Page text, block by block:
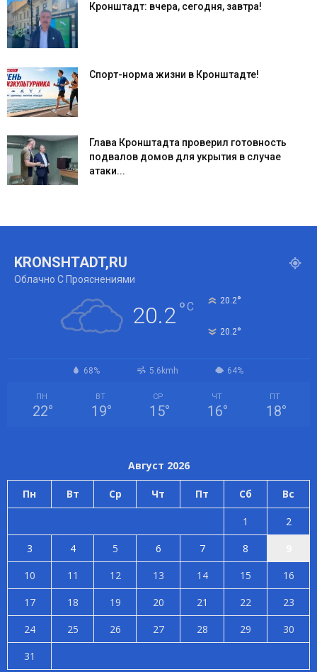
Кронштадт: вчера, сегодня, завтра!
Спорт-норма жизни в Кронштадте!
Глава Кронштадта проверил готовность
подвалов домов для укрытия в случае
атаки...
KRONSHTADT,RU
Облачно С Прояснениями
20.2°C 20.2°
20.2°
68% 5.6kmh 64%
ПН
22°
ВТ
19°
СР
15°
ЧТ
16°
ПТ
18°
Август 2026
Пн Вт Ср Чт Пт Сб Вс
1
2
3
4 5 6 7 8
10
11 12 13 14 15
16
17
18 19 20 21 22
23
24
25 26 27 28 29
30
31